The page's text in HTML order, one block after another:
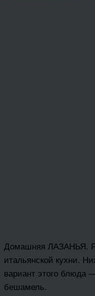
Домашняя ЛАЗАНЬЯ.
итальянской кухни.
вариант этого блюда
бешамель.